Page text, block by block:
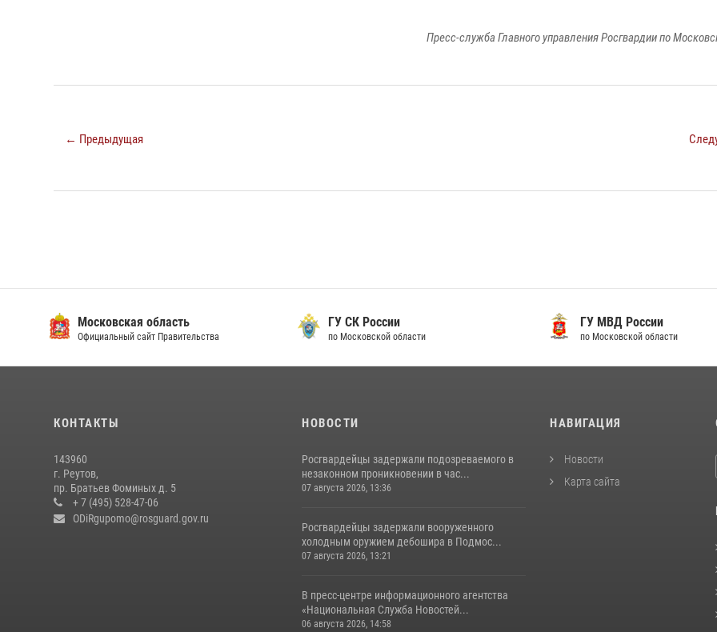
Пресс-служба Главного управления Росгвардии по
← Предыдущая
Московская область
Официальный сайт Правительства
ГУ СК России
по Московской области
ГУ МВД России
по Московской области
КОНТАКТЫ
143960
г. Реутов,
пр. Братьев Фоминых д. 5
+ 7 (495) 528-47-06
ODiRgupomo@rosguard.gov.ru
НОВОСТИ
Росгвардейцы задержали подозреваемого в
незаконном проникновении в час...
07 августа 2026, 13:36
Росгвардейцы задержали вооруженного
холодным оружием дебошира в Подмос...
07 августа 2026, 13:21
В пресс-центре информационного агентства
«Национальная Служба Новостей...
06 августа 2026, 14:58
НАВИГАЦИЯ
Новости
Карта сайта